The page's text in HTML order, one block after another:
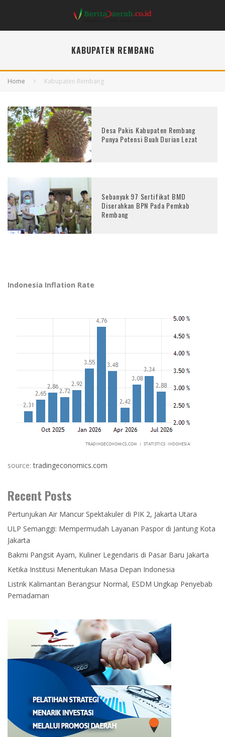
KABUPATEN REMBANG
Home Kabupaten Rembang
Desa Pakis Kabupaten Rembang
Punya Potensi Buah Durian Lezat
Sebanyak 97 Sertifikat BMD
Diserahkan BPN Pada Pemkab
Rembang
Indonesia Inflation Rate
source:tradingeconomics.com
Recent Posts
Pertunjukan Air Mancur Spektakuler di PIK 2, Jakarta Utara
ULP Semanggi: Mempermudah Layanan Paspor di Jantung Kota
Jakarta
Bakmi Pangsit Ayam, Kuliner Legendaris di Pasar Baru Jakarta
Ketika Institusi Menentukan Masa Depan Indonesia
Listrik Kalimantan Berangsur Normal, ESDM Ungkap Penyebab
Pemadaman